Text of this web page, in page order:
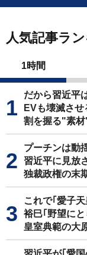
人気記事ラ
1時間
だから習近平
EVも壊滅さ
割を握る"素
プーチンは動
習近平に見放
独裁政権の末
これで｢愛子
裕巳｢野望に
皇室典範の大